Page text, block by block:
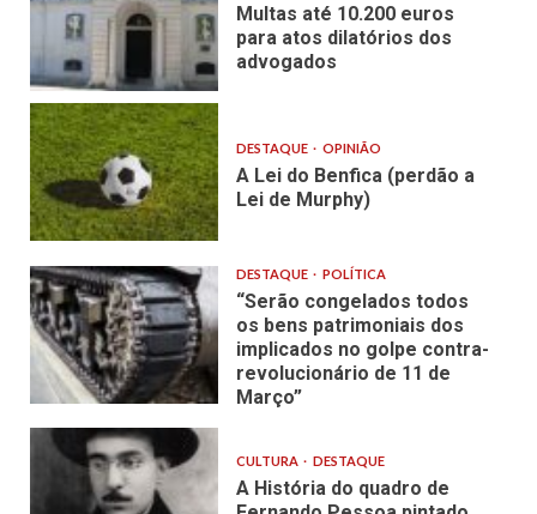
Multas até 10.200 euros
para atos dilatórios dos
advogados
DESTAQUE OPINIÃO
A Lei do Benfica (perdão a
Lei de Murphy)
DESTAQUE POLÍTICA
“Serão congelados todos
os bens patrimoniais dos
implicados no golpe contra-
revolucionário de 11 de
Março”
CULTURA DESTAQUE
A História do quadro de